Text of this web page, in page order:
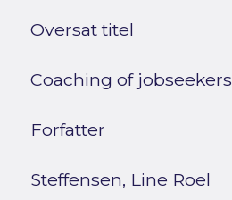
Oversat titel
Coaching of jobseekers
Forfatter
Steffensen, Line Roel